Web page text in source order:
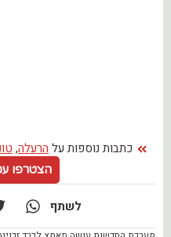
כתבות נוספות על הרעלה,
הצטרפו
לשתף